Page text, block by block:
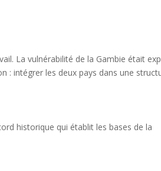
La vulnérabilité de la Gambie était
: intégrer les deux pays dans une
historique qui établit les bases de la